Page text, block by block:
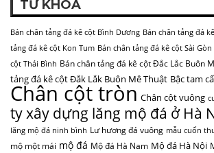
TỪ KHOÁ
Bán chân tảng đá kê cột Bình Dương Bán chân tảng đá
tảng đá kê cột Kon Tum Bán chân tảng đá kê cột Sài Gòn
cột Thái Bình Bán chân tảng đá kê cột Đắc Lắc Buôn
tảng đá kê cột Đắk Lắk Buôn Mê Thuật Bậc tam
Chân cột tròn Chân cột vuông
ty xây dựng lăng mộ đá ở Hà
lăng mộ đá ninh bình Lư hương đá vuông mẫu cuốn
mộ một mái mộ đá Mộ đá Hà Nam Mộ đá Hà Nội